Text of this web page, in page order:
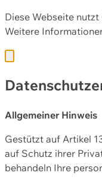
Diese Webseite
Weitere
Allgemeiner Hinweis
Gestützt auf Artikel
auf Schutz ihrer
behandeln Ihre